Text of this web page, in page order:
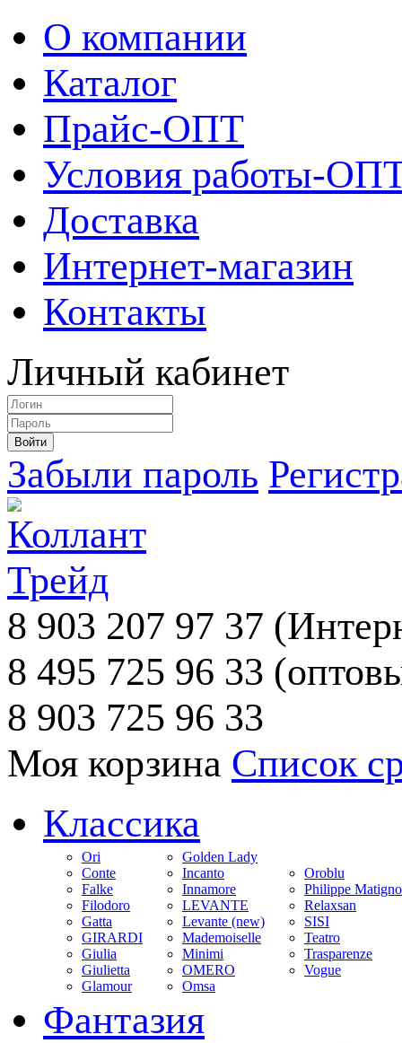
О компании
Каталог
Прайс-ОПТ
Условия работы-
Доставка
Интернет-магазин
Контакты
Личный кабинет
Забыли пароль
8 903 207 97 37
8 495 725 96 33
8 903 725 96 33
Моя корзина Список
Классика
Ori
Conte
Falke
Filodoro
Gatta
GIRARDI
Giulia
Giulietta
Glamour
Golden Lady
Incanto
Innamore
LEVANTE
Levante (new)
Mademoiselle
Minimi
OMERO
Omsa
Oroblu
Philippe
Relaxsan
SISI
Teatro
Trasparenze
Vogue
Фантазия